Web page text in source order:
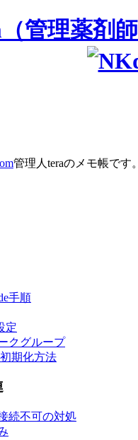
管理人teraのメモ帳です。
手順
定
クグループ
期化方法
続不可の対処